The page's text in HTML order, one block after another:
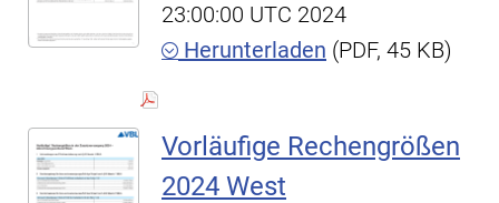
23:00:00 UTC 2024
Herunterladen (PDF, 45 KB)
Vorläufige Rechengrößen
2024 West